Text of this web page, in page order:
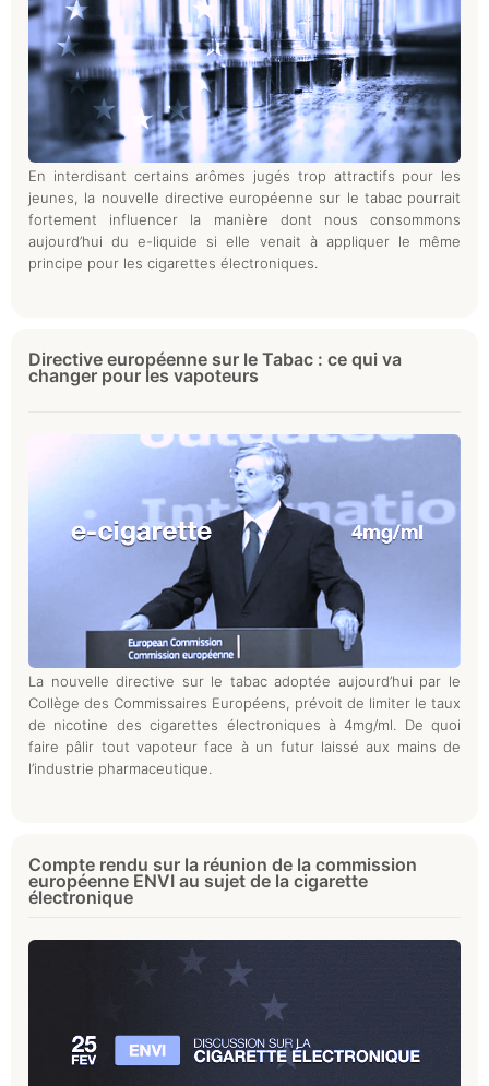
En interdisant certains arômes jugés trop attractifs pour les
jeunes, la nouvelle directive européenne sur le tabac pourrait
fortement influencer la manière dont nous consommons
aujourd’hui du e-liquide si elle venait à appliquer le même
principe pour les cigarettes électroniques.
Directive européenne sur le Tabac : ce qui va
changer pour les vapoteurs
La nouvelle directive sur le tabac adoptée aujourd’hui par le
Collège des Commissaires Européens, prévoit de limiter le taux
de nicotine des cigarettes électroniques à 4mg/ml. De quoi
faire pâlir tout vapoteur face à un futur laissé aux mains de
l’industrie pharmaceutique.
Compte rendu sur la réunion de la commission
européenne ENVI au sujet de la cigarette
électronique